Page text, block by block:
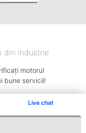
Live chat
din industrie
motorul
bune servicii!